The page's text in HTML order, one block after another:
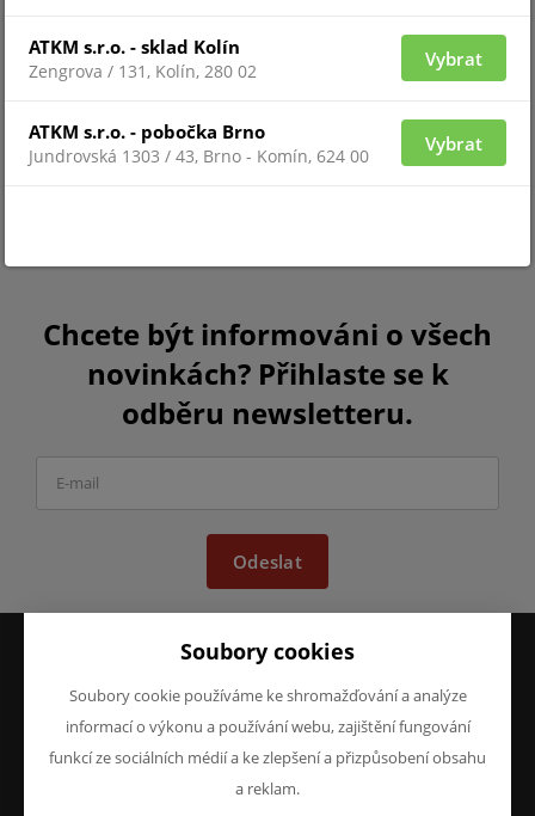
Chcete být informováni o všech
novinkách? Přihlaste se k
odběru newsletteru.
Odeslat
VŠE O NÁKUPU
Obchodní podmínky
Reklamace
O FIRMĚ
O nás
Kontakty
Soubory cookies
Soubory cookie používáme ke shromažďování a analýze
informací o výkonu a používání webu, zajištění fungování
funkcí ze sociálních médií a ke zlepšení a přizpůsobení obsahu
a reklam.
ATKM s.r.o. - sklad Kolín
Zengrova / 131, Kolín, 280 02
Vybrat
ATKM s.r.o. - pobočka Brno
Jundrovská 1303 / 43, Brno - Komín, 624 00
Vybrat